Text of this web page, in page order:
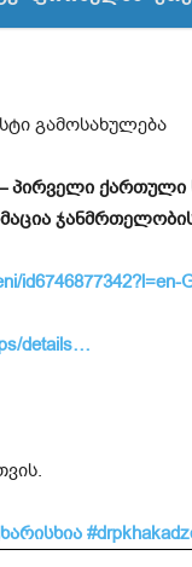
– პირველი
id6746877342?l=en-
details…